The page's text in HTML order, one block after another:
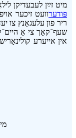
מיט זײַן לעבעדיקן
פּודערוועט זיכער
ריר פון עלעגאַנץ צו
שעף־קאָך צי אַ
אין אייערע